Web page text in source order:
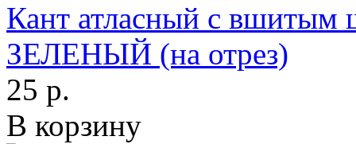
Кант атласный с
ЗЕЛЕНЫЙ (на отрез)
25 р.
В корзину